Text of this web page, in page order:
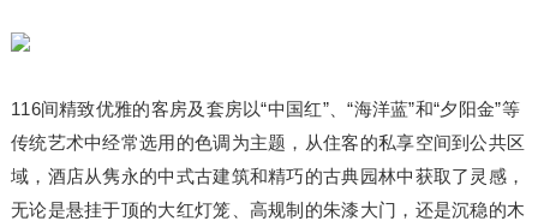
116间精致优雅的客房及套房以“中国红”、“海洋蓝”和“夕阳金”等
传统艺术中经常选用的色调为主题，从住客的私享空间到公共区
域，酒店从隽永的中式古建筑和精巧的古典园林中获取了灵感，
无论是悬挂于顶的大红灯笼、高规制的朱漆大门，还是沉稳的木